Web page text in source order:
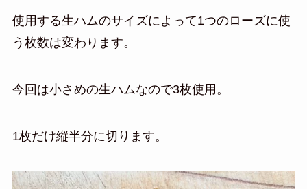
使用する生ハムのサイズによって1つのローズに使
う枚数は変わります。
今回は小さめの生ハムなので3枚使用。
1枚だけ縦半分に切ります。